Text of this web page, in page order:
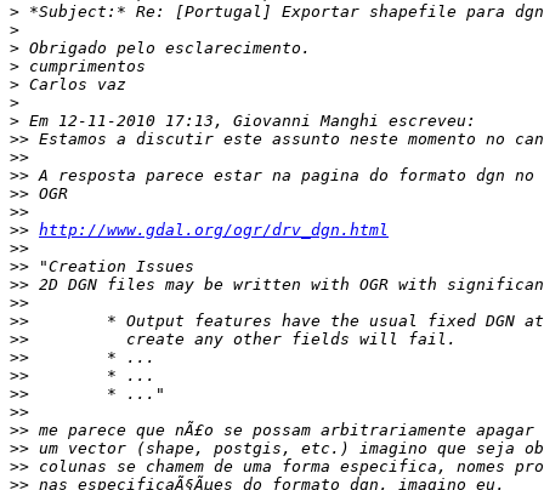
>
>
>
>
>
>
>
>>
>>
>>
>>
>>
>> http://www.gdal.org/ogr/drv_dgn.html
>>
>>
>>
>>
>>
>>
>>
>>
>>
>>
>>
>>
>>
>>